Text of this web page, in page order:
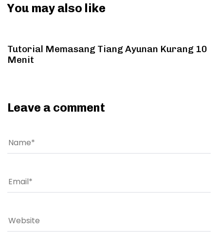
You may also like
Tutorial Memasang Tiang Ayunan Kurang 10
Menit
Leave a comment